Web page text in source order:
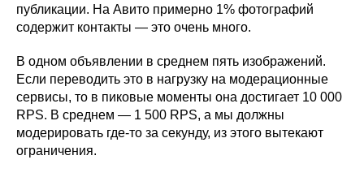
публикации. На Авито примерно 1% фотографий
содержит контакты — это очень много.
В одном объявлении в среднем пять изображений.
Если переводить это в нагрузку на модерационные
сервисы, то в пиковые моменты она достигает 10 000
RPS. В среднем — 1 500 RPS, а мы должны
модерировать где-то за секунду, из этого вытекают
ограничения.